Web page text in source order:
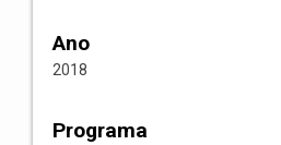
Ano
2018
Programa